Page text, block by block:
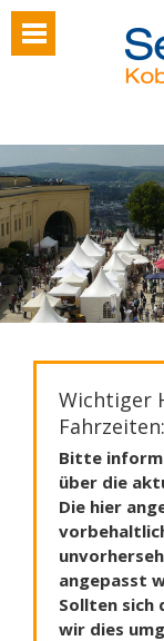
Wichtiger
Fahrzeiten:
Bitte
über die
Die hier
angepasst
Sollten sich
wir dies